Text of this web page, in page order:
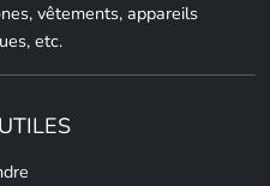
vêtements, appareils
etc.